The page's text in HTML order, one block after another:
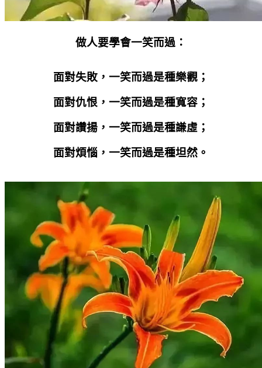
做人要學會一笑而過：
面對失敗，一笑而過是種樂觀；
面對仇恨，一笑而過是種寬容；
面對讚揚，一笑而過是種謙虛；
面對煩惱，一笑而過是種坦然。